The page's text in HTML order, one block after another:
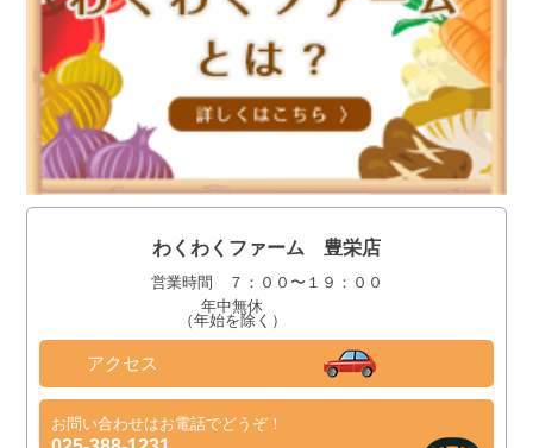
わくわくファーム 豊栄店
営業時間 ７：００〜１９：００
年中無休
（年始を除く）
アクセス
お問い合わせはお電話でどうぞ！